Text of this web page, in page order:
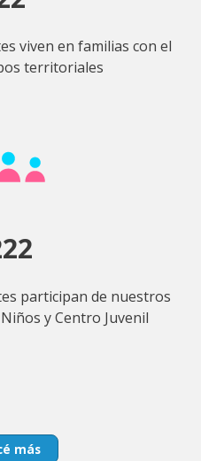
viven en familias con el
territoriales
participan de nuestros
y Centro Juvenil
más